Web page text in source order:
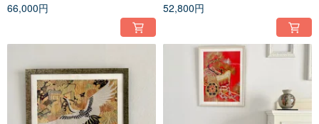
婚祝 新築祝 長寿祝 縁起物 額装
66,000円
pattern
52,800円